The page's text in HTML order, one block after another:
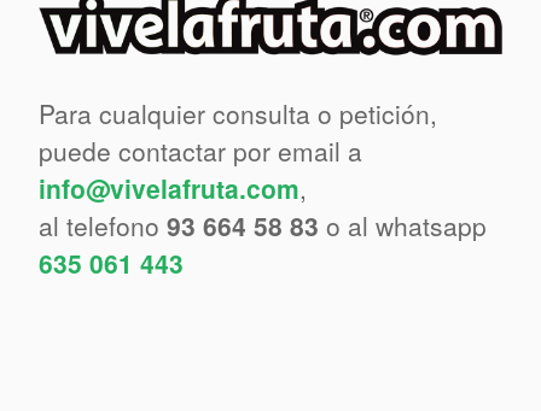
Para cualquier consulta o petición,
puede contactar por email a
info@vivelafruta.com,
al telefono 93 664 58 83 o al whatsapp
635 061 443